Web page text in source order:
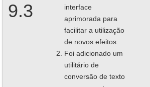
9.3
interface
aprimorada para
facilitar a utilização
de novos efeitos.
Foi adicionado um
utilitário de
conversão de texto